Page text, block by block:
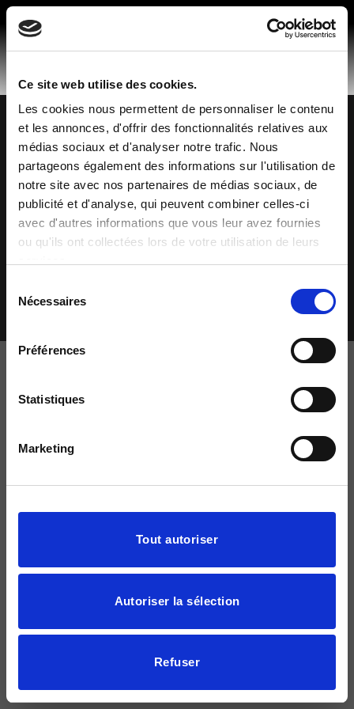
Ce site web utilise des cookies.
Les cookies nous permettent de personnaliser le contenu
et les annonces, d'offrir des fonctionnalités relatives aux
médias sociaux et d'analyser notre trafic. Nous
partageons également des informations sur l'utilisation de
notre site avec nos partenaires de médias sociaux, de
publicité et d'analyse, qui peuvent combiner celles-ci
avec d'autres informations que vous leur avez fournies
ou qu'ils ont collectées lors de votre utilisation de leurs
Nécessaires
Préférences
Statistiques
Marketing
Afficher les détails
Tout autoriser
Autoriser la sélection
Refuser
Skip
content
Made in Spain© 2026 Mobiliario Auxiliar de Diseño, S.L.
Politique de confidentialité
Politique de cookies
Avis légal
Canal de plaintes
Code éthique